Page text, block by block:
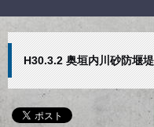
H30.3.2 奥垣内川砂防堰